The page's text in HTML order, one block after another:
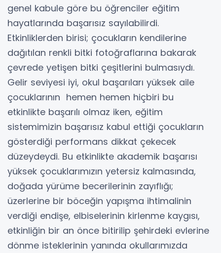
genel kabule göre bu öğrenciler eğitim
hayatlarında başarısız sayılabilirdi.
Etkinliklerden birisi; çocukların kendilerine
dağıtılan renkli bitki fotoğraflarına bakarak
çevrede yetişen bitki çeşitlerini bulmasıydı.
Gelir seviyesi iyi, okul başarıları yüksek aile
çocuklarının hemen hemen hiçbiri bu
etkinlikte başarılı olmaz iken, eğitim
sistemimizin başarısız kabul ettiği çocukların
gösterdiği performans dikkat çekecek
düzeydeydi. Bu etkinlikte akademik başarısı
yüksek çocuklarımızın yetersiz kalmasında,
doğada yürüme becerilerinin zayıflığı;
üzerlerine bir böceğin yapışma ihtimalinin
verdiği endişe, elbiselerinin kirlenme kaygısı,
etkinliğin bir an önce bitirilip şehirdeki evlerine
dönme isteklerinin yanında okullarımızda